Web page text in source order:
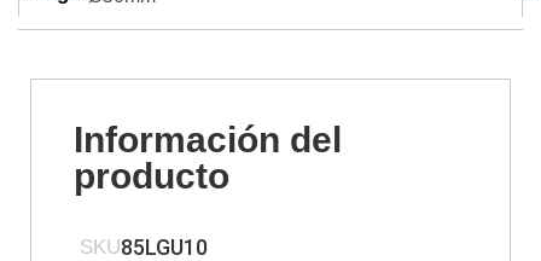
Información del
producto
SKU85LGU10